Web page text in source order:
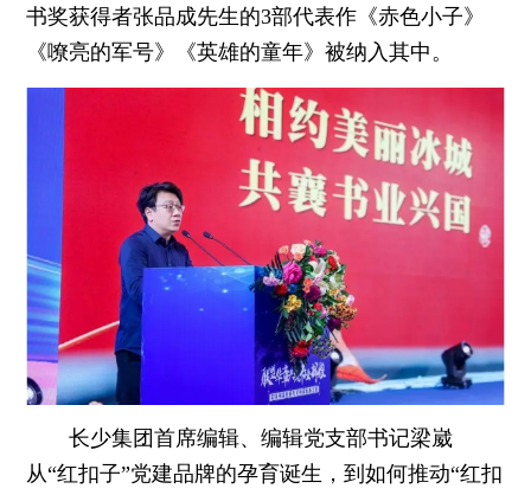
书奖获得者张品成先生的3部代表作《赤色小子》
《嘹亮的军号》《英雄的童年》被纳入其中。
长少集团首席编辑、编辑党支部书记梁崴
从“红扣子”党建品牌的孕育诞生，到如何推动“红扣